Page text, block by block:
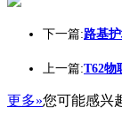
下一篇:路基
上一篇:T62物
更多»您可能感兴